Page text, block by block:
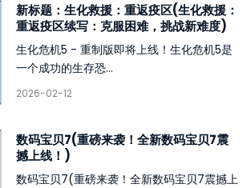
新标题：生化救援：重返疫区(生化救援：
重返疫区续写：克服困难，挑战新难度)
生化危机5 - 重制版即将上线！生化危机5是
一个成功的生存恐...
2026-02-12
数码宝贝7(重磅来袭！全新数码宝贝7震
撼上线！)
数码宝贝7(重磅来袭！全新数码宝贝7震撼上